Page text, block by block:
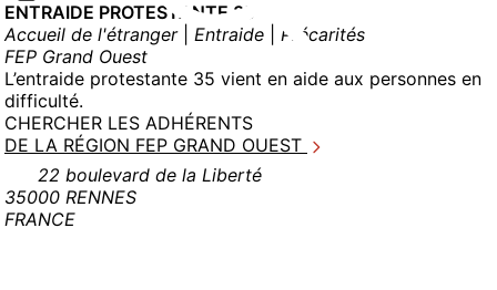
ENTRAIDE PROTESTANTE 35
Accueil de l'étranger| Entraide
Précarités
FEP Grand Ouest
L’entraide protestante 35 vient en aide aux personnes en
difficulté.
CHERCHER LES ADHÉRENTS
DE LA RÉGION FEP GRAND OUEST
22 boulevard de la Liberté
35000 RENNES
FRANCE